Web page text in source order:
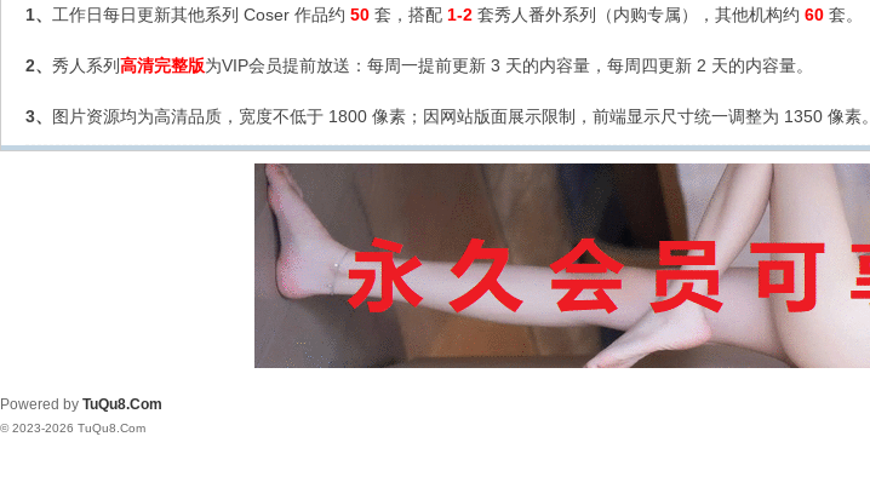
1、 工作日每日更新其他系列 Coser 作品约 50 套，搭配 1-2 套秀人番外系列（内购专属），其他机构约 60 套。
2、 秀人系列高清完整版为VIP会员提前放送：每周一提前更新 3 天的内容量，每周四更新 2 天的内容量。
3、 图片资源均为高清品质，宽度不低于 1800 像素；因网站版面展示限制，前端显示尺寸统一调整为 1350 像素。
Powered by TuQu8.Com
© 2023-2026 TuQu8.Com